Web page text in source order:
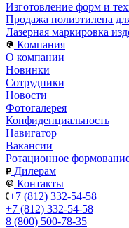
Изготовление форм и
Продажа полиэтилена
Лазерная маркировка
Компания
О компании
Новинки
Сотрудники
Новости
Фотогалерея
Конфиденциальность
Навигатор
Вакансии
Ротационное
Дилерам
Контакты
+7 (812) 332-54-58
+7 (812) 332-54-58
8 (800) 500-78-35